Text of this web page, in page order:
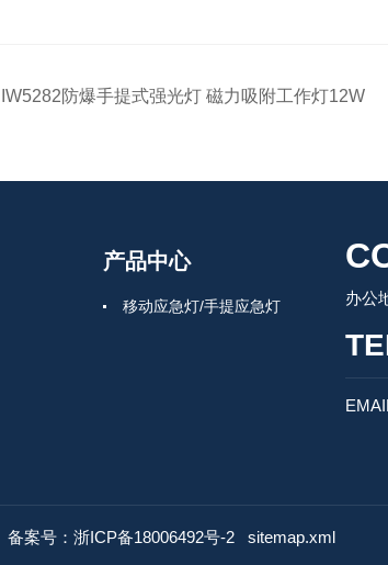
防爆手提式强光灯 磁力吸附工作灯12W
产品中心
移动应急灯/手提应急灯 办公
备案号：浙ICP备18006492号-2 sitemap.xml